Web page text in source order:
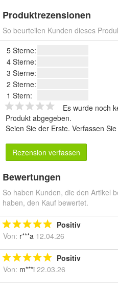
Produktrezensionen
So beurteilen Kunden dieses
5 Sterne:
4 Sterne:
3 Sterne:
2 Sterne:
1 Stern:
Es wurde noch
Produkt abgegeben.
Seien Sie der Erste. Verfassen
Rezension verfassen
Bewertungen
So haben Kunden, die den Artikel
haben, den Kauf bewertet.
Positiv
Von: r***a 12.04.26
Positiv
Von: m***i 22.03.26